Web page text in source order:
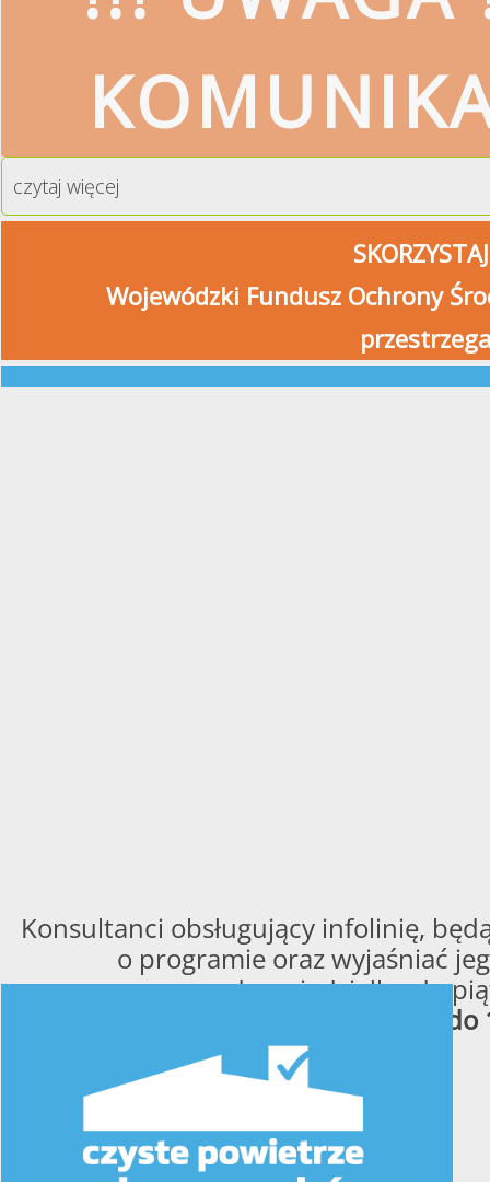
czytaj więcej
Wojewódzki Fundusz Ochrony
Konsultanci obsługujący infolinię,
o programie oraz wyjaśniać
od poniedziałku do
od 8:00